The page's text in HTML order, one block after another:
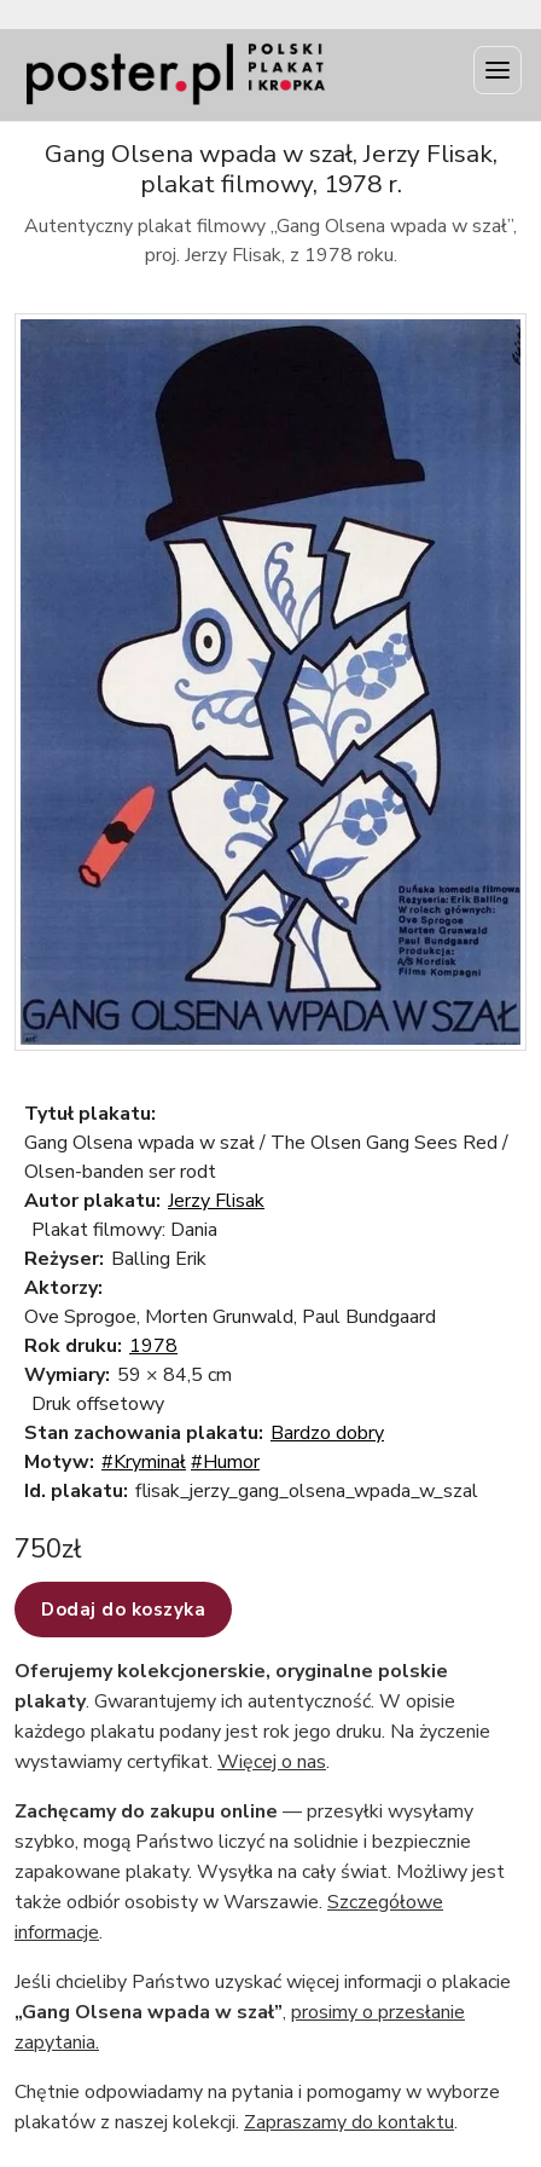
Gang Olsena wpada w szał, Jerzy Flisak,
plakat filmowy, 1978 r.
Autentyczny plakat filmowy „Gang Olsena wpada w szał”,
proj. Jerzy Flisak, z 1978 roku.
Tytuł plakatu:
Gang Olsena wpada w szał / The Olsen Gang Sees Red /
Olsen-banden ser rodt
Autor plakatu: Jerzy Flisak
Plakat filmowy: Dania
Reżyser: Balling Erik
Aktorzy:
Ove Sprogoe, Morten Grunwald, Paul Bundgaard
Rok druku: 1978
Wymiary: 59 × 84,5 cm
Druk offsetowy
Stan zachowania plakatu: Bardzo dobry
Motyw: #Kryminał#Humor
Id. plakatu: flisak_jerzy_gang_olsena_wpada_w_szal
750zł
Dodaj do koszyka
Oferujemy kolekcjonerskie, oryginalne polskie
plakaty. Gwarantujemy ich autentyczność. W opisie
każdego plakatu podany jest rok jego druku. Na życzenie
wystawiamy certyfikat. Więcej o nas.
Zachęcamy do zakupu online — przesyłki wysyłamy
szybko, mogą Państwo liczyć na solidnie i bezpiecznie
zapakowane plakaty. Wysyłka na cały świat. Możliwy jest
także odbiór osobisty w Warszawie. Szczegółowe
informacje.
Jeśli chcieliby Państwo uzyskać więcej informacji o plakacie
„Gang Olsena wpada w szał”, prosimy o przesłanie
zapytania.
Chętnie odpowiadamy na pytania i pomogamy w wyborze
plakatów z naszej kolekcji. Zapraszamy do kontaktu.